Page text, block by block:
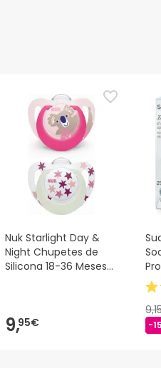
Nuk Starlight Day &
Night Chupetes de
Silicona 18-36 Meses
9,95€ -